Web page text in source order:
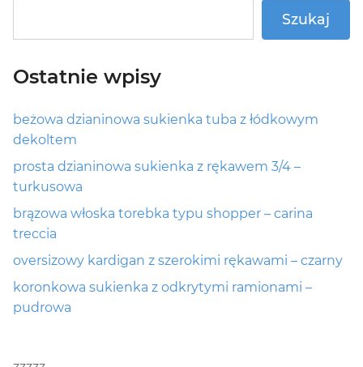
Szukaj
Ostatnie wpisy
beżowa dzianinowa sukienka tuba z łódkowym
dekoltem
prosta dzianinowa sukienka z rękawem 3/4 –
turkusowa
brązowa włoska torebka typu shopper – carina
treccia
oversizowy kardigan z szerokimi rękawami – czarny
koronkowa sukienka z odkrytymi ramionami –
pudrowa